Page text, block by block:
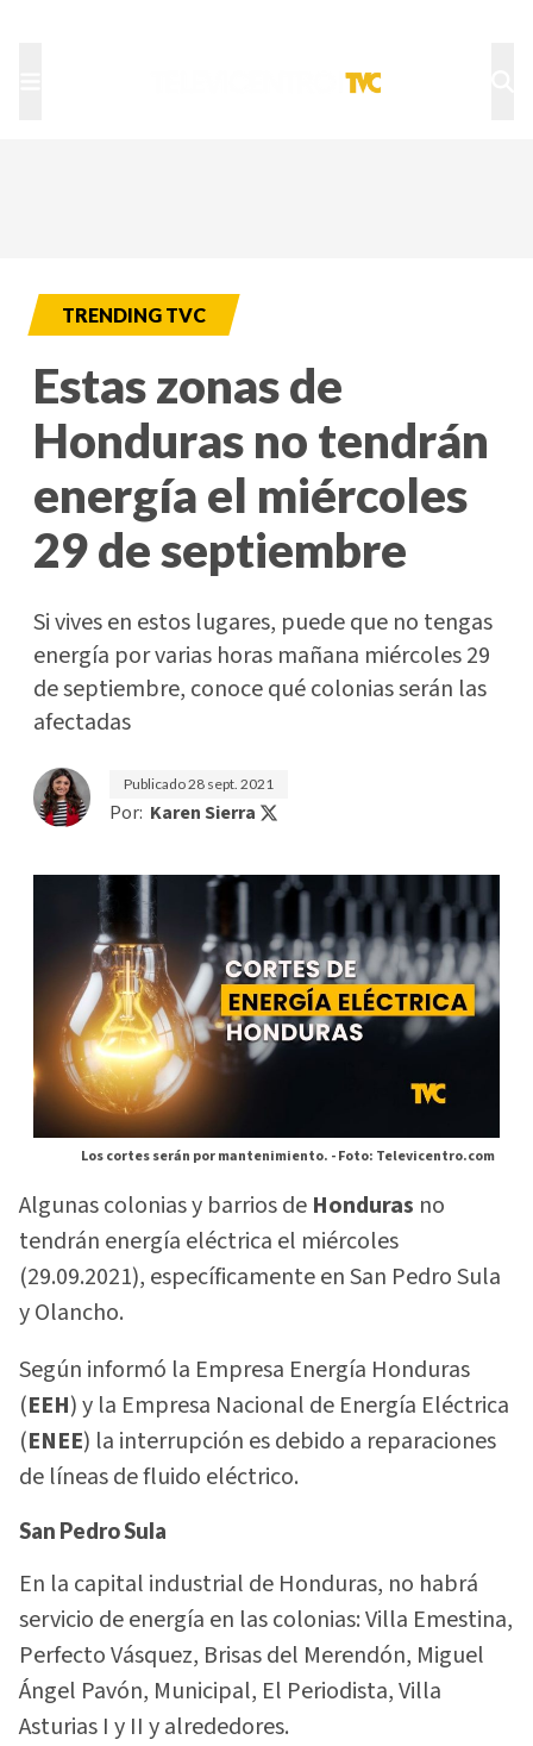
TRENDING TVC
Estas zonas de
Honduras no tendrán
energía el miércoles
29 de septiembre
Si vives en estos lugares, puede que no tengas
energía por varias horas mañana miércoles 29
de septiembre, conoce qué colonias serán las
afectadas
Publicado28 sept. 2021
Por: Karen Sierra
Los cortes serán por mantenimiento. -Foto: Televicentro.com
Algunas colonias y barrios de Honduras no
tendrán energía eléctrica el miércoles
(29.09.2021), específicamente en San Pedro Sula
y Olancho.
Según informó la Empresa Energía Honduras
(EEH) y la Empresa Nacional de Energía Eléctrica
(ENEE) la interrupción es debido a reparaciones
de líneas de fluido eléctrico.
San Pedro Sula
En la capital industrial de Honduras, no habrá
servicio de energía en las colonias: Villa Emestina,
Perfecto Vásquez, Brisas del Merendón, Miguel
Ángel Pavón, Municipal, El Periodista, Villa
Asturias I y II y alrededores.